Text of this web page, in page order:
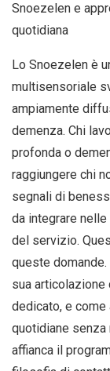
Snoezelen e
quotidiana
Lo Snoezelen è
multisensoriale
ampiamente
demenza. Chi
profonda o
raggiungere chi
segnali di
da integrare
del servizio.
queste
sua articolazione
dedicato, e
quotidiane
affianca il